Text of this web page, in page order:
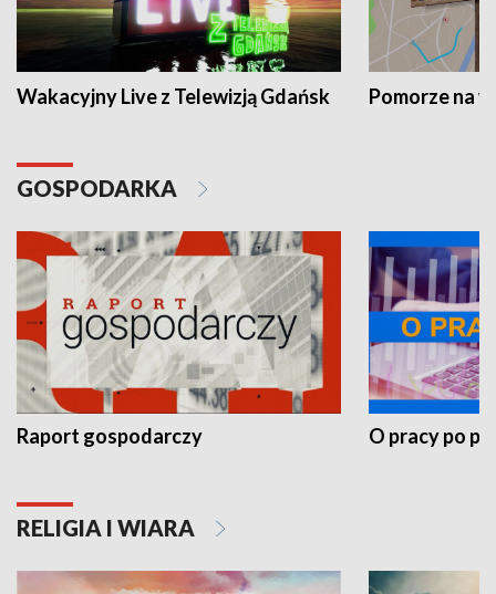
Wakacyjny Live z Telewizją Gdańsk Pomorze na
GOSPODARKA
Raport gospodarczy O pracy po
RELIGIA I WIARA